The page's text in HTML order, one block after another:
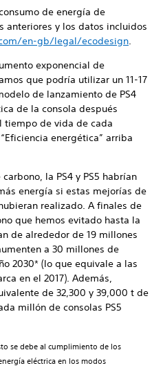
de energía de
anteriores y los datos incluidos
en-gb/legal/ecodesign.
exponencial de
que podría utilizar un 11-17
de lanzamiento de PS4
de la consola después
tiempo de vida de cada
energética” arriba
la PS4 y PS5 habrían
energía si estas mejorías de
realizado. A finales de
que hemos evitado hasta la
de alrededor de 19 millones
a 30 millones de
2030* (lo que equivale a las
en el 2017). Además,
de 32,300 y 39,000 t de
millón de consolas PS5
se debe al cumplimiento de los
eléctrica en los modos